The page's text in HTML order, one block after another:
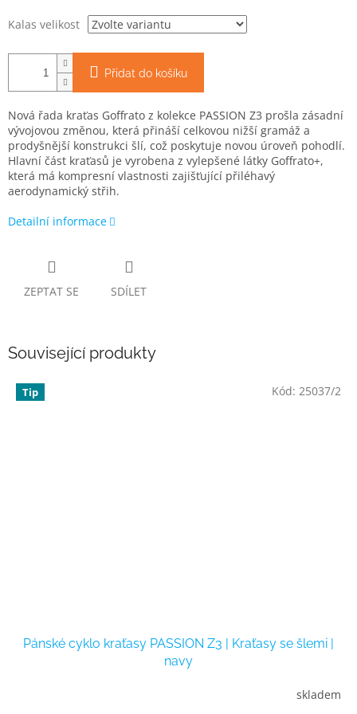
Kalas velikost
Přidat do košíku
Nová řada kraťas Goffrato z kolekce PASSION Z3 prošla zásadní
vývojovou změnou, která přináší celkovou nižší gramáž a
prodyšnější konstrukci šlí, což poskytuje novou úroveň pohodlí.
Hlavní část kraťasů je vyrobena z vylepšené látky Goffrato+,
která má kompresní vlastnosti zajišťující přiléhavý
aerodynamický střih.
Detailní informace
ZEPTAT SE SDÍLET
Související produkty
Tip
Pánské cyklo kraťasy PASSION Z3 | Kraťasy se šlemi |
navy
skladem
Kód: 25037/2